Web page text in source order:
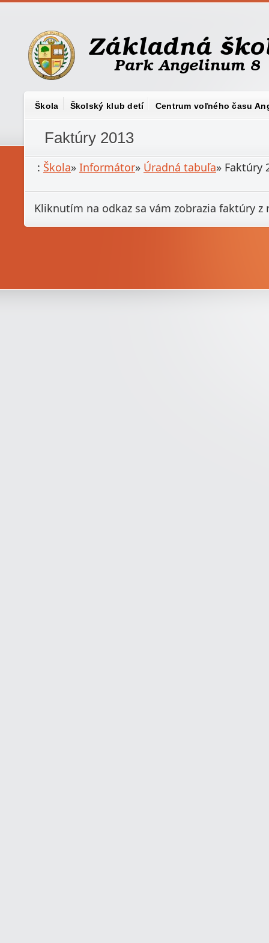
Škola Školský klub detí Centrum voľného času
Faktúry 2013
: Škola» Informátor» Úradná tabuľa» Faktúry
Kliknutím na odkaz sa vám zobrazia faktúry z